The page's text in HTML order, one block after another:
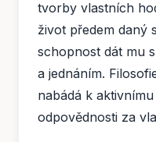
tvorby vlastních
život předem daný
schopnost dát mu
a jednáním.
nabádá k
odpovědnosti za